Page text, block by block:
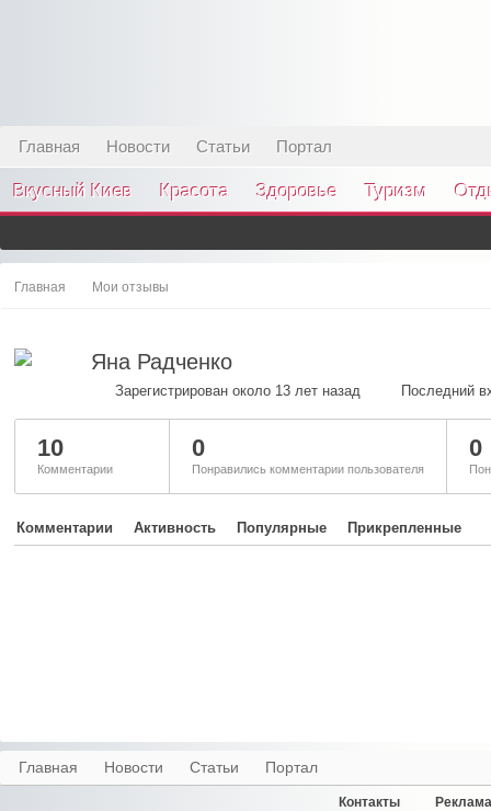
Главная Новости Статьи Портал
Вкусный Киев Красота Здоровье Туризм
Главная Мои отзывы
Яна Радченко
Зарегистрирован около 13 лет назад Последний
10
Комментарии
0
Понравились комментарии пользователя
0
Комментарии Активность Популярные Прикрепленные
Главная Новости Статьи Портал
Контакты